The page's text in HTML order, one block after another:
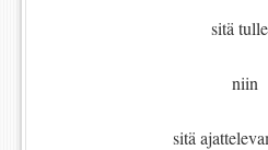
sitä
niin
sitä